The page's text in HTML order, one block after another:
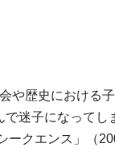
や歴史における
迷子になってし
ークエンス」（